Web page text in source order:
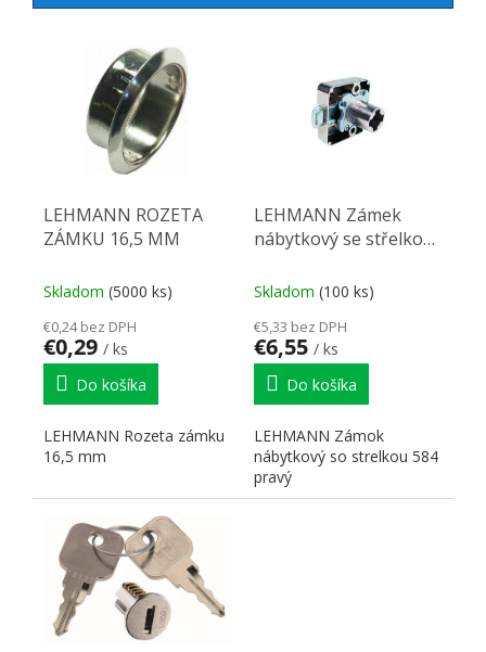
LEHMANN ROZETA
ZÁMKU 16,5 MM
Skladom (5000 ks)
€0,24 bez DPH
€0,29 / ks
Do košíka
LEHMANN Rozeta zámku
16,5 mm
LEHMANN Zámek
nábytkový se střelkou
Skladom (100 ks)
€5,33 bez DPH
€6,55 / ks
Do košíka
LEHMANN Zámok
nábytkový so strelkou 584
pravý